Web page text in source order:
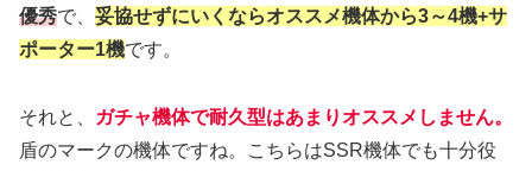
優秀で、 妥協せずにいくならオススメ機体から3～4機+サ
ポーター1機です。
それと、
ガチャ機体で耐久型はあまりオススメしません。
盾のマークの機体ですね。こちらはSSR機体でも十分役